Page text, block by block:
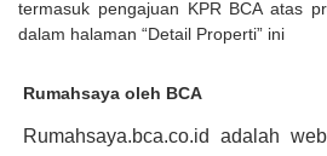
termasuk pengajuan KPR BCA atas
dalam halaman “Detail Properti” ini
Rumahsaya oleh BCA
Rumahsaya.bca.co.id adalah